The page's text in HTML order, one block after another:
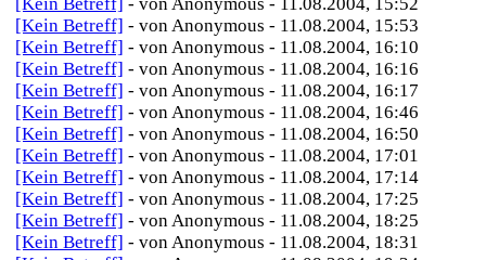
[Kein Betreff] - von Anonymous - 11.08.2004, 15:53
[Kein Betreff] - von Anonymous - 11.08.2004, 16:10
[Kein Betreff] - von Anonymous - 11.08.2004, 16:16
[Kein Betreff] - von Anonymous - 11.08.2004, 16:17
[Kein Betreff] - von Anonymous - 11.08.2004, 16:46
[Kein Betreff] - von Anonymous - 11.08.2004, 16:50
[Kein Betreff] - von Anonymous - 11.08.2004, 17:01
[Kein Betreff] - von Anonymous - 11.08.2004, 17:14
[Kein Betreff] - von Anonymous - 11.08.2004, 17:25
[Kein Betreff] - von Anonymous - 11.08.2004, 18:25
[Kein Betreff] - von Anonymous - 11.08.2004, 18:31